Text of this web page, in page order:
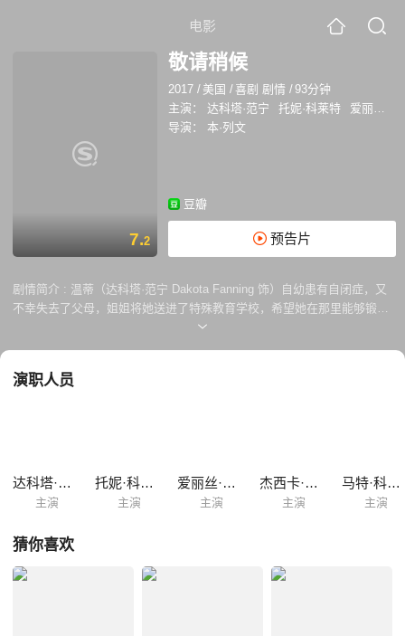
电影
7.2
敬请稍候
2017 / 美国 /喜剧 剧情 /93分钟
主演：
达科塔·范宁 托妮·科莱特
爱丽丝·伊芙
导演：
本·列文
豆瓣
预告片
剧情简介 : 温蒂（达科塔·范宁 Dakota Fanning 饰）自幼患有自闭症，又
不幸失去了父母，姐姐将她送进了特殊教育学校，希望她在那里能够锻炼
出在这个社会独立生存的基本能力。实际上，不善与人交流的温蒂拥有异
《星际争霸战》的头号粉丝，一次偶然中，她得知派拉蒙电影公司正在公
演职人员
达科塔·范宁
主演
托妮·科莱特
主演
爱丽丝·伊芙
主演
杰西卡·罗德
主演
马特·科博伊
主演
猜你喜欢